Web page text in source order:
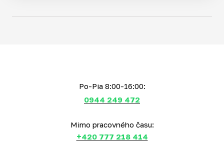
Po-Pia 8:00-16:00:
0944 249 472
Mimo pracovného času:
+420 777 218 414